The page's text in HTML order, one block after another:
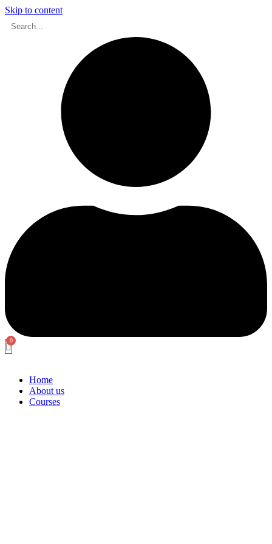
Skip to content
Home
About us
Courses